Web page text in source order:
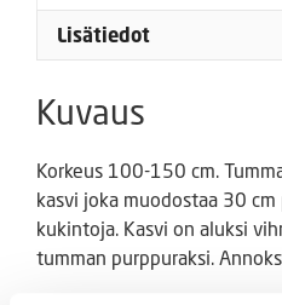
Lisätiedot
Kuvaus
Korkeus 100-150 cm.
kasvi joka muodostaa 30
kukintoja. Kasvi on aluksi
tumman purppuraksi.